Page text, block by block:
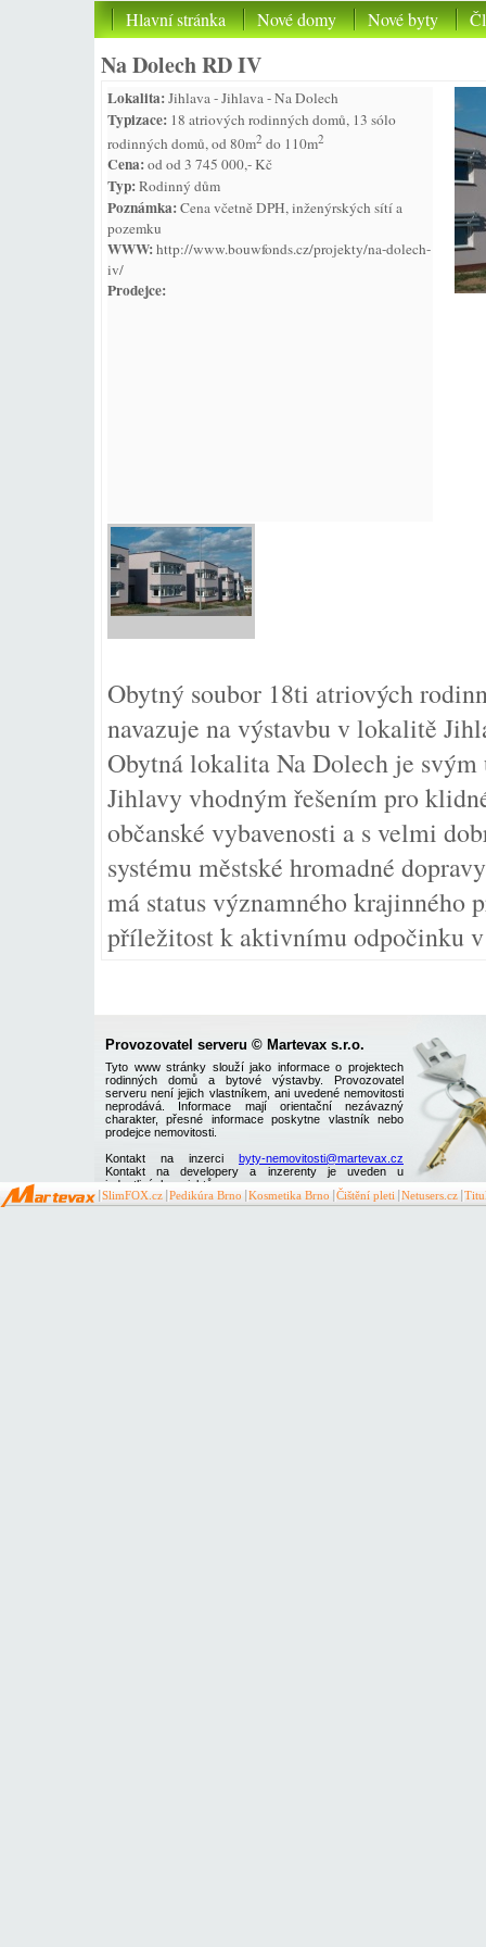
Hlavní stránka Nové domy Nové byty
Na Dolech RD IV
Lokalita:Jihlava - Jihlava - Na Dolech
Typizace: 18 atriových rodinných domů, 13 sólo
rodinných domů, od 80m2 do 110m2
Cena:od od 3 745 000,- Kč
Typ:Rodinný dům
Poznámka:Cena včetně DPH, inženýrských sítí a
pozemku
WWW:http://www.bouwfonds.cz/projekty/na-dolech-
iv/
Prodejce:
Obytný soubor 18ti atriových
navazuje na výstavbu v lokalitě
Obytná lokalita Na Dolech je
Jihlavy vhodným řešením pro
občanské vybavenosti a s velmi
systému městské hromadné
má status významného krajinného
příležitost k aktivnímu odpočinku
Provozovatel serveru © Martevax s.r.o.
Tyto www stránky slouží jako informace o projektech
rodinných domů a bytové výstavby. Provozovatel
serveru není jejich vlastníkem, ani uvedené nemovitosti
neprodává. Informace mají orientační nezávazný
charakter, přesné informace poskytne vlastník nebo
prodejce nemovitosti.
Kontakt na inzerci byty-nemovitosti@martevax.cz
Kontakt na developery a inzerenty je uveden u
jednotlivých projektů
SlimFOX.cz Pedikúra Brno Kosmetika Brno Čištění pleti Netusers.cz